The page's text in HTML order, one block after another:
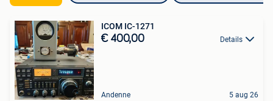
ICOM IC-1271
€ 400,00 Details
Andenne 5 aug 26